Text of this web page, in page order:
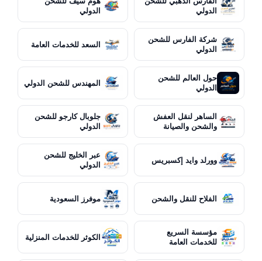
الدولي
الدولي
شركة الفارس للشحن
الدولي
السعد للخدمات العامة
حول العالم للشحن
الدولي
المهندس للشحن الدولي
الساهر لنقل العفش
والشحن والصيانة
جلوبال كارجو للشحن
الدولي
وورلد وايد إكسبريس
عبر الخليج للشحن
الدولي
الفلاح للنقل والشحن موفرز السعودية
مؤسسة السريع
للخدمات العامة
الكوثر للخدمات المنزلية